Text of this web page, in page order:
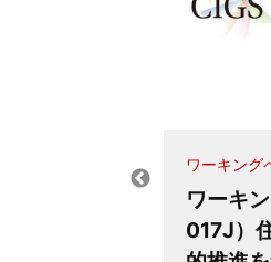
ワーキング
ワーキ
017J）